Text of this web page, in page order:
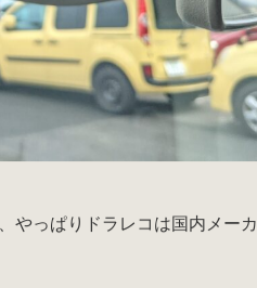
やっぱりドラレコは国内メーカ